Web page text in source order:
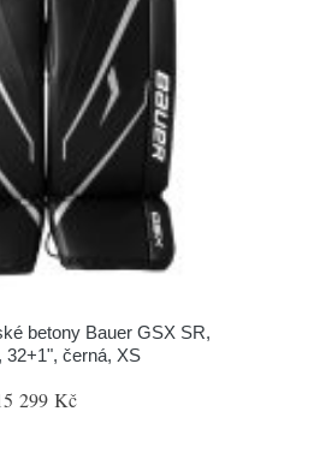
betony Bauer GSX SR,
32+1", černá, XS
299 Kč